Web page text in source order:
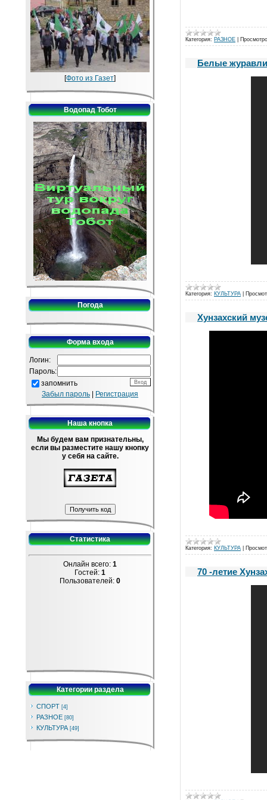
[Фото из Газет]
Водопад Тобот
Погода
Форма входа
Логин:
Пароль:
запомнить
Забыл пароль
Регистрация
Наша кнопка
Мы будем вам признательны,
если вы разместите нашу кнопку
у себя на сайте.
Статистика
Онлайн всего: 1
Гостей: 1
Пользователей: 0
Категории раздела
СПОРТ [4]
РАЗНОЕ [80]
КУЛЬТУРА [49]
Категория: РАЗНОЕ
Белые
Категория: КУЛЬТУРА
Хунзахский
Категория: КУЛЬТУРА
70 -летие